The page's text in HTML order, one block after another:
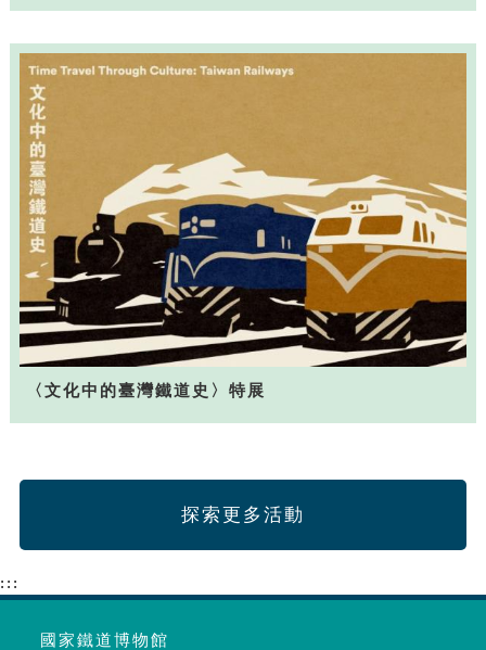
〈文化中的臺灣鐵道史〉特展
探索更多活動
:::
國家鐵道博物館